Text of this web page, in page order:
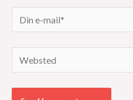
Din
e-
mail*
Websted